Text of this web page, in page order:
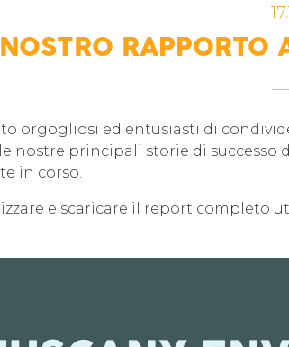
NOSTRO
orgogliosi ed entusiasti di
nostre principali storie di
in corso.
e scaricare il report completo